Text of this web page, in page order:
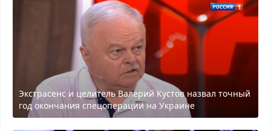
Экстрасенс и целитель Валерий Кустов назвал точный
год окончания спецоперации на Украине